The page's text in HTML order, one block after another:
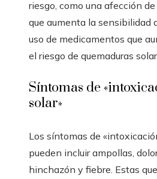
riesgo, como una afección
que aumenta la sensibilidad
uso de medicamentos que
el riesgo de quemaduras
Síntomas de
solar»
Los síntomas de
pueden incluir ampollas,
hinchazón y fiebre. Estas